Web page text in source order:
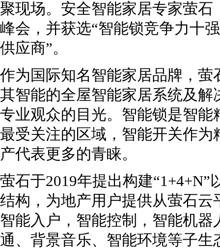
聚现场。安全智能家居专家萤
峰会，并获选“智能锁竞争力十
供应商”。
作为国际知名智能家居品牌，
其智能的全屋智能家居系统及
专业观众的目光。智能锁是智
最受关注的区域，智能开关作
产代表更多的青睐。
萤石于2019年提出构建
结构，为地产用户提供从萤石
智能入户，智能控制，智能机
通、背景音乐、智能环境等子